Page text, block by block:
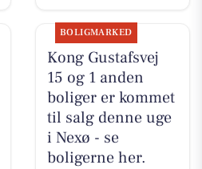
BOLIGMARKED
Kong Gustafsvej
15 og 1 anden
boliger er kommet
til salg denne uge
i Nexø - se
boligerne her.